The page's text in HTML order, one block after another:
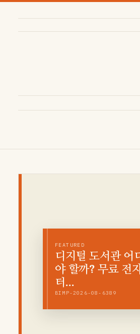
FEATURED
디지털 도서관 어
야 할까? 무료 전
터…
BIMP-2026-08-6389